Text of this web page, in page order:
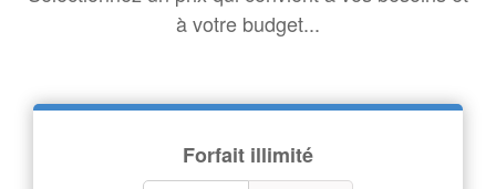
à votre budget...
Forfait illimité